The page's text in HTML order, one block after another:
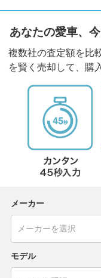
あなたの愛車、
複数社の査定額を比
を賢く売却して、購
メーカー
モデル